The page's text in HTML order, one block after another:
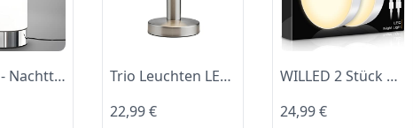
B.K.Licht - Nachttischlampe mit Touch, Dimmbar, E14 Fassung, Zylinder Glas weiß, Tischlampe, Lampe, Nachttischleuchte, Tischleuchte, Bürolampe, Leselampe, Leselicht, 24,5x11 cm (DxH), Chrom-weiß
Trio Leuchten LED Tischleuchte Fynn II 599110107, Metall Nickel matt, Glas alabasterfarbig weiß, inkl. 1x E14 4.9 Watt LED, Touch-Me-Funktion (4-fach schaltbar, 3 Helligkeitsstufen), Höhe 21cm
22,99 €
WILLED 2 Stück dimmbare Touch-Lampen, 3000 K, wiederaufladbar, batteriebetrieben, für Schrank, Theke, Küche, Schlafzimmer
24,99 €